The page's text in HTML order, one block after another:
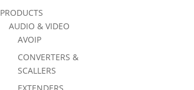
PRODUCTS
AUDIO & VIDEO
AVOIP
CONVERTERS &
SCALLERS